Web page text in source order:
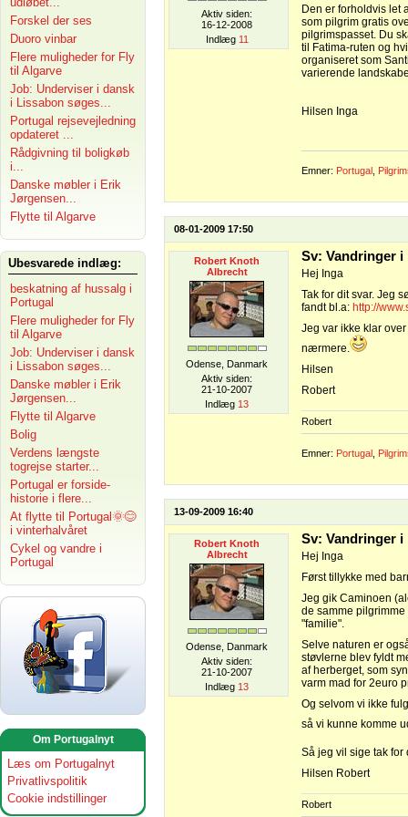
Forskel der ses
Duoro vinbar
Flere muligheder for Fly
til Algarve
Job: Underviser i dansk
i Lissabon søges...
Portugal rejsevejledning
opdateret ...
Rådgivning til boligkøb
i...
Danske møbler i Erik
Jørgensen...
Flytte til Algarve
Ubesvarede indlæg:
beskatning af hussalg i
Portugal
Flere muligheder for Fly
til Algarve
Job: Underviser i dansk
i Lissabon søges...
Danske møbler i Erik
Jørgensen...
Flytte til Algarve
Bolig
Verdens længste
togrejse starter...
Portugal er forside-
historie i flere...
At flytte til Portugal🌞😊
i vinterhalvåret
Cykel og vandre i
Portugal
Om Portugalnyt
Læs om Portugalnyt
Privatlivspolitik
Cookie indstillinger
Aktiv siden:
16-12-2008
Indlæg 11
Den er forholdvis let
som pilgrim gratis
pilgrimspasset. Du
til Fatima-ruten og
organiseret som
varierende
Hilsen Inga
Emner: Portugal ,
08-01-2009 17:50
Robert Knoth
Albrecht
Odense, Danmark
Aktiv siden:
21-10-2007
Indlæg 13
Sv: Vandringer i
Hej Inga
Tak for dit svar. Jeg
fandt bl.a: http://
Jeg var ikke klar
nærmere.
Hilsen
Robert
Robert
Emner: Portugal ,
13-09-2009 16:40
Robert Knoth
Albrecht
Odense, Danmark
Aktiv siden:
21-10-2007
Indlæg 13
Sv: Vandringer i
Hej Inga
Først tillykke med
Jeg gik Caminoen
de samme
"familie".
Selve naturen er
støvlerne blev fyldt
af herberget, som
varm mad for 2euro
Og selvom vi ikke
så vi kunne komme
Så jeg vil sige tak
Hilsen Robert
Robert